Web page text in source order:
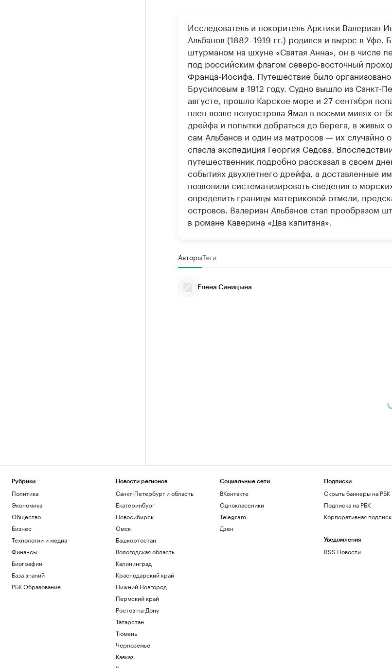
Исследователь и покоритель Арктики Валериан
Альбанов (1882–1919 гг.) родился и вырос в Уфе.
штурманом на шхуне «Святая Анна», он в числе
под российским флагом северо-восточный
Франца-Иосифа. Путешествие было
Брусиловым в 1912 году. Судно вышло из Санкт-
августе, прошло Карское море и 27 сентября
плен возле полуострова Ямал в восьми милях от
дрейфа и попытки добраться до берега, в живых
сам Альбанов и один из матросов — их случайно
спасла экспедиция Георгия Седова.
путешественник подробно рассказал в своем
событиях двухлетнего дрейфа, а доставленные
позволили систематизировать сведения о
определить границы материковой отмели,
островов. Валериан Альбанов стал прообразом
в романе Каверина «Два капитана».
АвторыТеги
Елена Синицына
Рубрики
Политика
Экономика
Общество
Бизнес
Технологии и медиа
Финансы
Биографии
База знаний
РБК Образование
Новости регионов
Санкт-Петербург и область
Екатеринбург
Новосибирск
Омск
Башкортостан
Вологодская область
Калининград
Краснодарский край
Нижний Новгород
Пермский край
Ростов-на-Дону
Татарстан
Тюмень
Черноземье
Кавказ
Социальные сети
ВКонтакте
Одноклассники
Telegram
Дзен
Подписки
Скрыть баннеры на РБК
Подписка на РБК
Корпоративная
Уведомления
RSS Новости